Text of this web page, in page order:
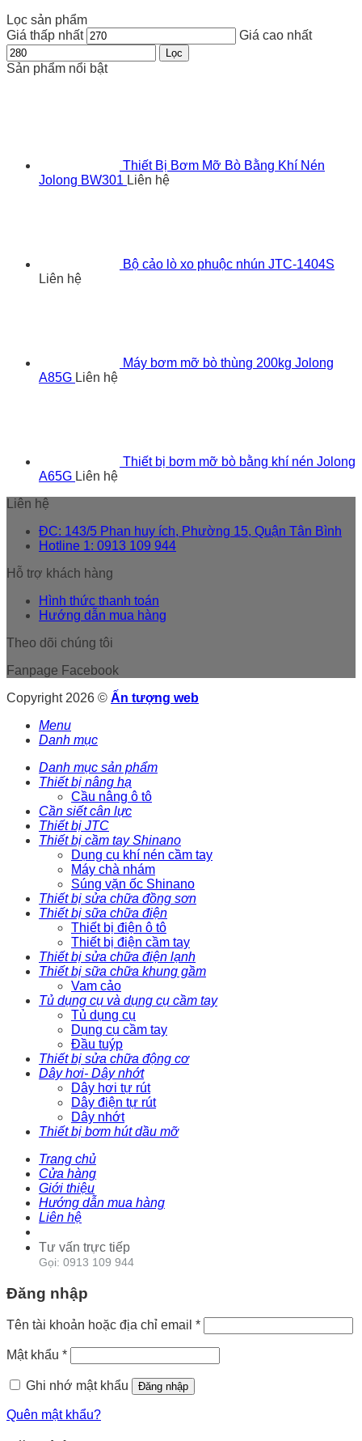
Lọc sản phẩm
Giá thấp nhất
Giá cao nhất
Lọc
Sản phẩm nổi bật
Thiết Bị Bơm Mỡ Bò Bằng Khí Nén
Jolong BW301 Liên hệ
Bộ cảo lò xo phuộc nhún JTC-1404S
Liên hệ
Máy bơm mỡ bò thùng 200kg Jolong
A85G Liên hệ
Thiết bị bơm mỡ bò bằng khí nén Jolong
A65G Liên hệ
Liên hệ
ĐC: 143/5 Phan huy ích, Phường 15, Quận Tân Bình
Hotline 1: 0913 109 944
Hỗ trợ khách hàng
Hình thức thanh toán
Hướng dẫn mua hàng
Theo dõi chúng tôi
Fanpage Facebook
Copyright 2026 © Ấn tượng web
Menu
Danh mục
Danh mục sản phẩm
Thiết bị nâng hạ
Cầu nâng ô tô
Cần siết cân lực
Thiết bị JTC
Thiết bị cầm tay Shinano
Dụng cụ khí nén cầm tay
Máy chà nhám
Súng vặn ốc Shinano
Thiết bị sửa chữa đồng sơn
Thiết bị sữa chữa điện
Thiết bị điện ô tô
Thiết bị điện cầm tay
Thiết bị sửa chữa điện lạnh
Thiết bị sữa chữa khung gầm
Vam cảo
Tủ dụng cụ và dụng cụ cầm tay
Tủ dụng cụ
Dụng cụ cầm tay
Đầu tuýp
Thiết bị sửa chữa động cơ
Dây hơi- Dây nhớt
Dây hơi tự rút
Dây điện tự rút
Dây nhớt
Thiết bị bơm hút dầu mỡ
Trang chủ
Cửa hàng
Giới thiệu
Hướng dẫn mua hàng
Liên hệ
Tư vấn trực tiếp
Gọi: 0913 109 944
Đăng nhập
Tên tài khoản hoặc địa chỉ email *
Mật khẩu *
Ghi nhớ mật khẩu Đăng nhập
Quên mật khẩu?